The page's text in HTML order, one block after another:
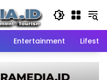
Entertainment